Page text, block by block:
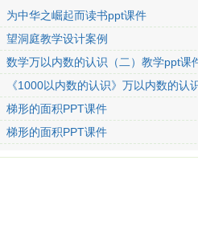
为中华之崛起而读书ppt课件
望洞庭教学设计案例
数学万以内数的认识（二）教学ppt课
《1000以内数的认识》万以内数的认
梯形的面积PPT课件
梯形的面积PPT课件